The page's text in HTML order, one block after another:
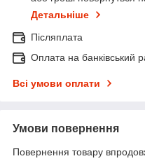
Детальніше
Післяплата
Оплата на банківський
Всі умови оплати
Умови повернення
Повернення товару